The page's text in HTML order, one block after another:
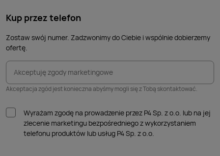
Kup przez telefon
Zostaw swój numer. Zadzwonimy do Ciebie i wspólnie dobierzemy
ofertę.
Akceptuję zgody marketingowe
Akceptacja zgód jest konieczna abyśmy mogli się z Tobą skontaktować.
Wyrażam zgodę na prowadzenie przez P4 Sp. z o.o. lub na jej
zlecenie marketingu bezpośredniego z wykorzystaniem
telefonu produktów lub usług P4 Sp. z o.o.